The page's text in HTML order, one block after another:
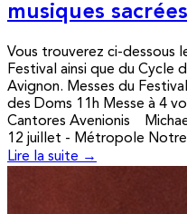
musiques sacrées
Vous trouverez ci-dessous
Festival ainsi que du Cycle
Avignon. Messes du
des Doms 11h Messe à 4
Cantores Avenionis
12 juillet - Métropole
Lire la suite →